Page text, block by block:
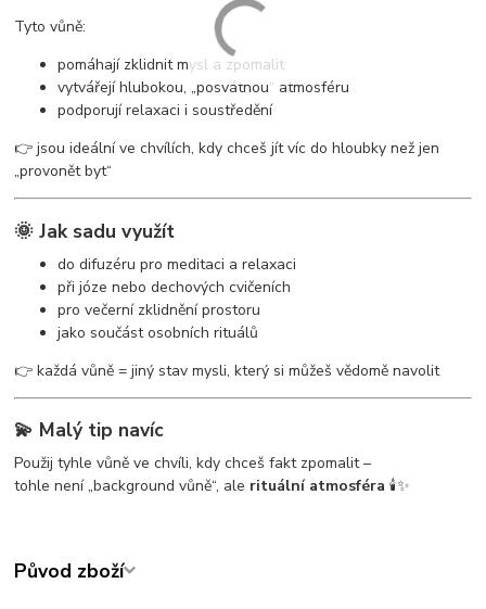
Tyto vůně:
pomáhají zklidnit mysl a zpomalit
vytvářejí hlubokou, „posvátnou“ atmosféru
podporují relaxaci i soustředění
👉 jsou ideální ve chvílích, kdy chceš jít víc do hloubky než jen
„provonět byt“
🌞 Jak sadu využít
do difuzéru pro meditaci a relaxaci
při józe nebo dechových cvičeních
pro večerní zklidnění prostoru
jako součást osobních rituálů
👉 každá vůně = jiný stav mysli, který si můžeš vědomě navolit
💫 Malý tip navíc
Použij tyhle vůně ve chvíli, kdy chceš fakt zpomalit –
tohle není „background vůně“, ale rituální atmosféra 🕯️✨
Původ zboží